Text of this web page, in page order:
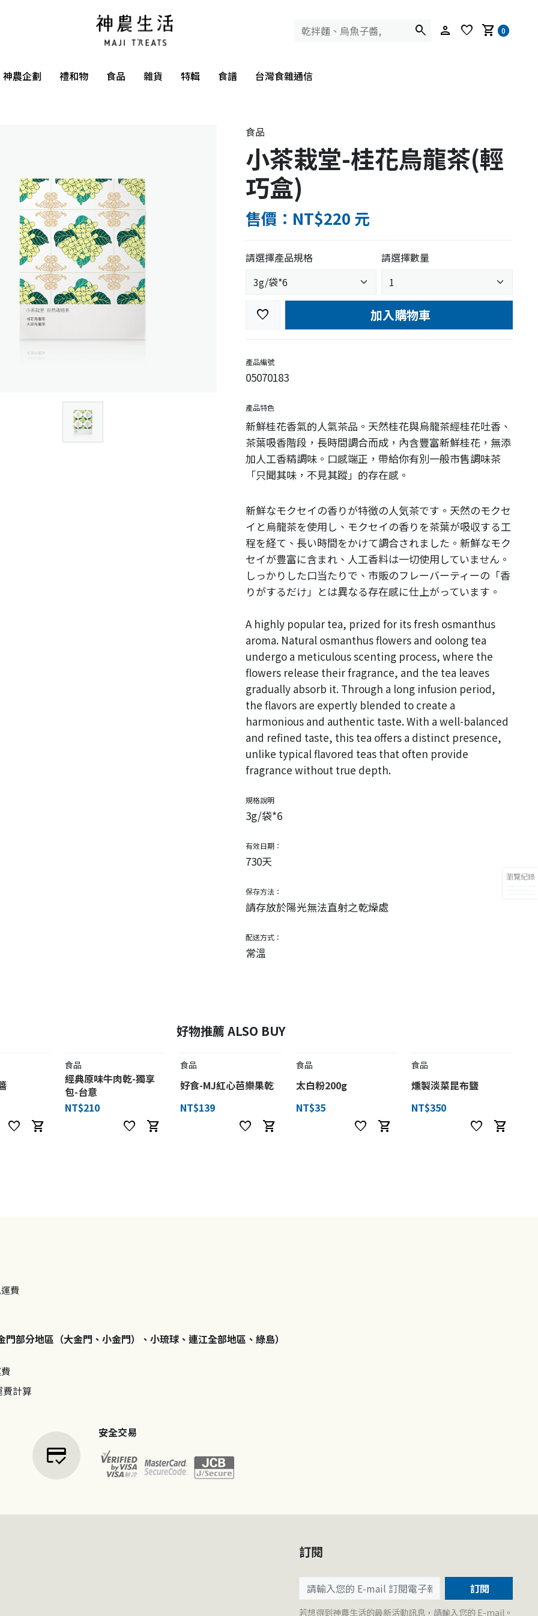
search person favorite shopping_cart 0
神農企劃 禮和物 食品 雜貨 特輯 食譜 台灣食雜通信
食品
小茶栽堂-桂花烏龍茶(輕
巧盒)
售價：NT$220 元
請選擇產品規格 請選擇數量
favorite 加入購物車
產品編號
05070183
產品特色
新鮮桂花香氣的人氣茶品。天然桂花與烏龍茶經桂花吐香、
茶葉吸香階段，長時間調合而成，內含豐富新鮮桂花，無添
加人工香精調味。口感端正，帶給你有別一般市售調味茶
「只聞其味，不見其蹤」的存在感。
新鮮なモクセイの香りが特徴の人気茶です。天然のモクセ
イと烏龍茶を使用し、モクセイの香りを茶葉が吸収する工
程を経て、長い時間をかけて調合されました。新鮮なモク
セイが豊富に含まれ、人工香料は一切使用していません。
しっかりした口当たりで、市販のフレーバーティーの「香
りがするだけ」とは異なる存在感に仕上がっています。
A highly popular tea, prized for its fresh osmanthus
aroma. Natural osmanthus flowers and oolong tea
undergo a meticulous scenting process, where the
flowers release their fragrance, and the tea leaves
gradually absorb it. Through a long infusion period,
the flavors are expertly blended to create a
harmonious and authentic taste. With a well-balanced
and refined taste, this tea offers a distinct presence,
unlike typical flavored teas that often provide
fragrance without true depth.
規格說明
3g/袋*6
有效日期：
730天
保存方法：
請存放於陽光無法直射之乾燥處
配送方式：
常溫
瀏覽紀錄
好物推薦 ALSO BUY
favorite shopping_cart
食品
經典原味牛肉乾-獨享
包-台意
NT$210
favorite shopping_cart
食品
好食-MJ紅心芭樂果乾
NT$139
favorite shopping_cart
食品
太白粉200g
NT$35
favorite shopping_cart
食品
燻製淡菜昆布鹽
NT$350
favorite shopping_cart
費
門部分地區（大金門、小金門）、小琉球、連江全部地區、綠島）
計算
credit_score
安全交易
訂閱
訂閱
若想得到神農生活的最新活動訊息，請輸入您的 E-mail。